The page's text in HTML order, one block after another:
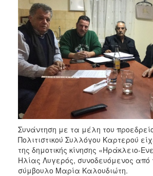
Συνάντηση με τα μέλη του
Πολιτιστικού Συλλόγου Καρτερού
της δημοτικής κίνησης «Ηράκλειο-
Ηλίας Λυγερός, συνοδευόμενος από
σύμβουλο Μαρία Καλουδιώτη.